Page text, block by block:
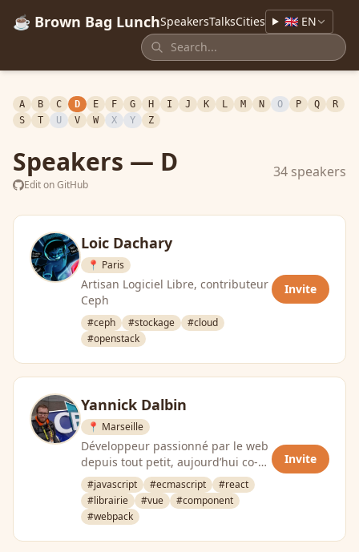
☕ Brown Bag LunchSpeakersTalksCities 🇬🇧 EN
A B C D E F G H I J K L M N O P Q
R
S
T U V W X Y Z
Speakers — D
Edit on GitHub
34 speakers
Loic Dachary
📍 Paris
Artisan Logiciel Libre, contributeur
Ceph
#ceph #stockage
#cloud
#openstack
Invite
Yannick Dalbin
📍 Marseille
Développeur passionné par le web
depuis tout petit, aujourd’hui co-
foundateur d’HashtagTrophy,
formateur et …
#javascript #ecmascript
#react
#librairie
#vue
#component
#webpack
Invite